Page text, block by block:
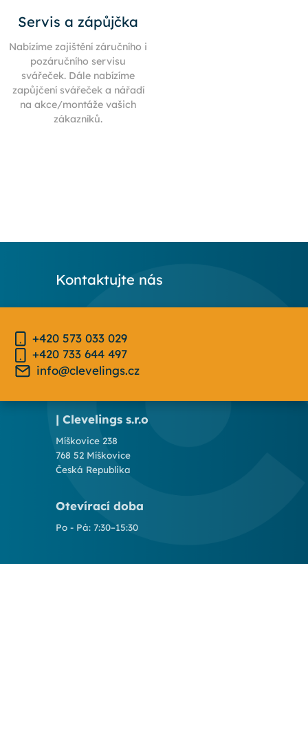
Servis a zápůjčka
Nabízíme zajištění záručního i
pozáručního servisu
svářeček. Dále nabízíme
zapůjčení svářeček a nářadí
na akce/montáže vašich
zákazníků.
Kontaktujte nás
+420 573 033 029
+420 733 644 497
info@clevelings.cz
| Clevelings s.r.o
Míškovice 238
768 52 Míškovice
Česká Republika
Otevírací doba
Po - Pá: 7:30–15:30